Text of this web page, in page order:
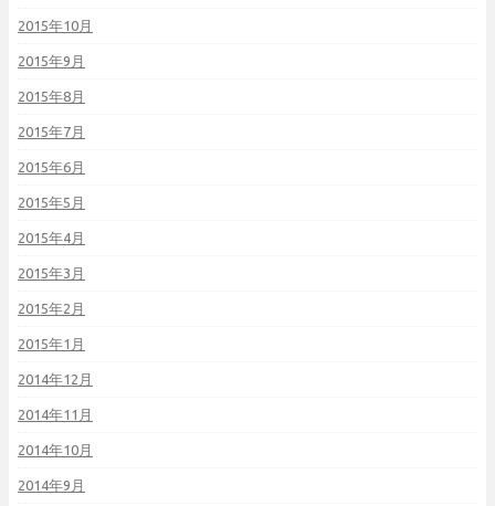
2015年10月
2015年9月
2015年8月
2015年7月
2015年6月
2015年5月
2015年4月
2015年3月
2015年2月
2015年1月
2014年12月
2014年11月
2014年10月
2014年9月